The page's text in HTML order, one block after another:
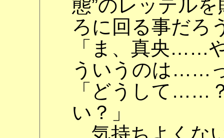
態”のレッテル
ろに回る事だろ
「ま、真央……
ういうのは……
「どうして……
い？」